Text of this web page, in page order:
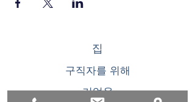
집
구직자를 위해
기업용